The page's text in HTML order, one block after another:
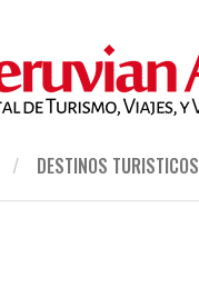
DESTINOS TURISTICOS